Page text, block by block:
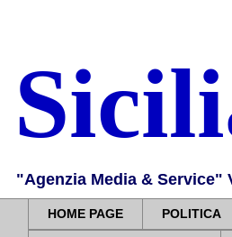
"Agenzia Media & Service"
HOME PAGE POLITICA